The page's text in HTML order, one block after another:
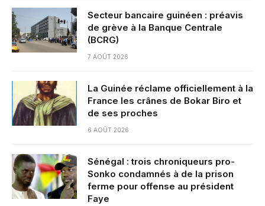
Secteur bancaire guinéen : préavis
de grève à la Banque Centrale
(BCRG)
7 AOÛT 2026
La Guinée réclame officiellement à la
France les crânes de Bokar Biro et
de ses proches
6 AOÛT 2026
Sénégal : trois chroniqueurs pro-
Sonko condamnés à de la prison
ferme pour offense au président
Faye